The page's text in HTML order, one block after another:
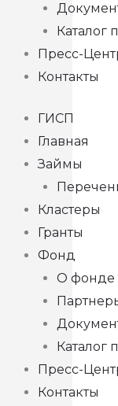
Каталог
Пресс-
Контакты
ГИСП
Главная
Займы
Кластеры
Гранты
Фонд
О фонде
Каталог
Пресс-
Контакты